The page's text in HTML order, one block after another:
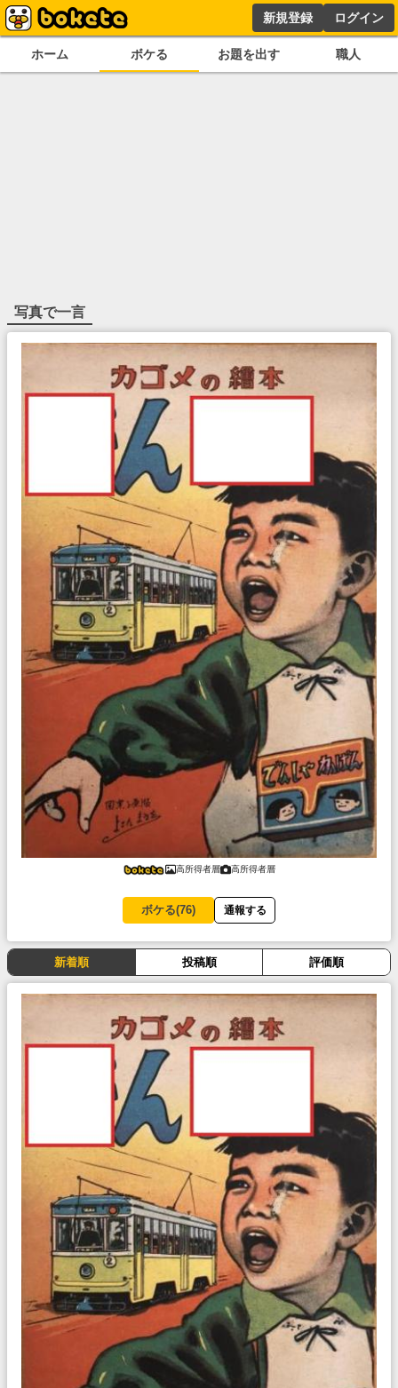
新規登録 ログイン
ホーム ボケる お題を出す 職人
写真で一言
高所得者層 高所得者層
ボケる(76) 通報する
新着順 投稿順 評価順